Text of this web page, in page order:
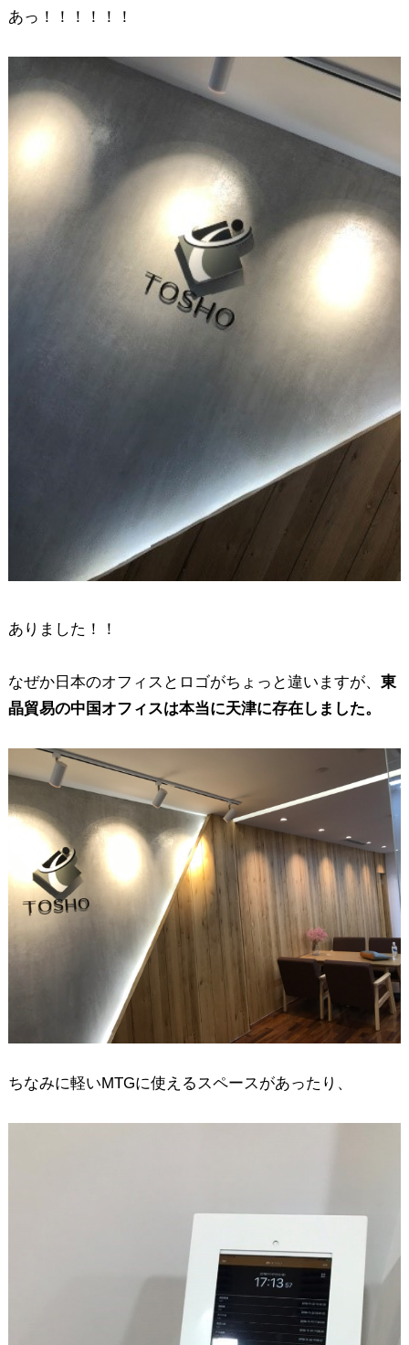
あっ！！！！！！
ありました！！
なぜか日本のオフィスとロゴがちょっと違いますが、 東
晶貿易の中国オフィスは本当に天津に存在しました。
ちなみに軽いMTGに使えるスペースがあったり、